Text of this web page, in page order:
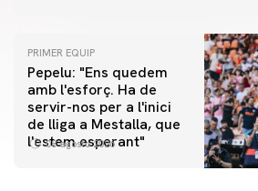
PRIMER EQUIP
Pepelu: "Ens quedem
amb l'esforç. Ha de
servir-nos per a l'inici
de lliga a Mestalla, que
l'estem esperant"
08 agosto 2026
PRIMER EQUIP
📸 #ValenciaNUFC
PRIMER EQUIP
MESTALLA 📍